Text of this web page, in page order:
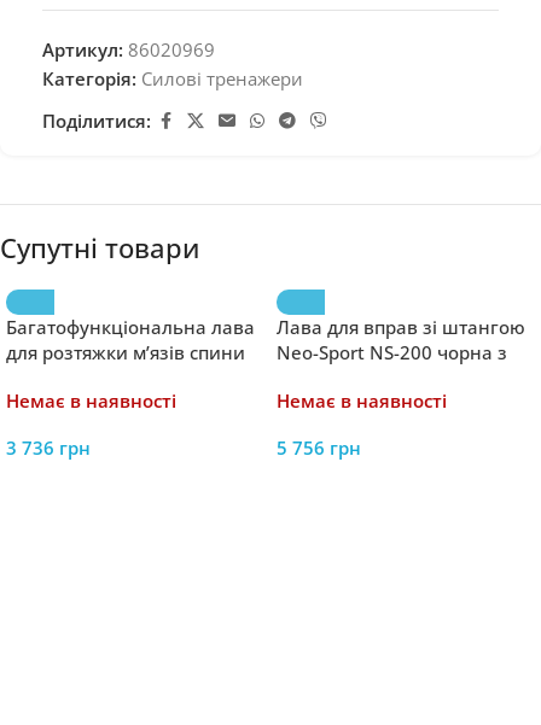
Артикул: 86020969
Категорія: Силові тренажери
Поділитися:
Супутні товари
Багатофункціональна лава
для розтяжки м’язів спини
Немає в наявності
3 736 грн
Лава для вправ зі штангою
Neo-Sport NS-200 чорна з
Немає в наявності
5 756 грн